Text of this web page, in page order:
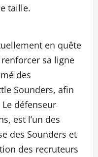
taille.
en quête
sa ligne
des
Sounders, afin
défenseur
est l’un des
des Sounders et
des recruteurs